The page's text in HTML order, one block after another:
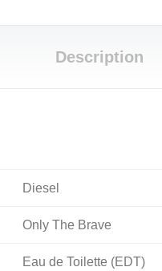
Description
Diesel
Only The Brave
Eau de Toilette (EDT)